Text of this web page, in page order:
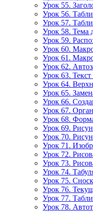
Урок 55.
Урок 56.
Урок 57.
Урок 58. Тема
Урок 59.
Урок 60.
Урок 61.
Урок 62.
Урок 63.
Урок 64.
Урок 65.
Урок 66.
Урок 67.
Урок 68.
Урок 69.
Урок 70.
Урок 71.
Урок 72.
Урок 73.
Урок 74.
Урок 75.
Урок 76.
Урок 77.
Урок 78.